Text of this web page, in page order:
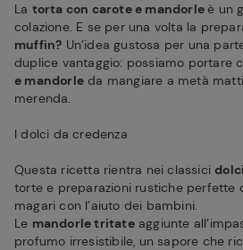
La torta con carote e mandorleè un
colazione. E se per una volta la
muffin? Un’idea gustosa per una
duplice vantaggio: possiamo portare
e mandorle da mangiare a metà
merenda.
I dolci da credenza
Questa ricetta rientra nei classici
torte e preparazioni rustiche perfette
magari con l’aiuto dei bambini.
Le mandorle tritateaggiunte
profumo irresistibile, un sapore che